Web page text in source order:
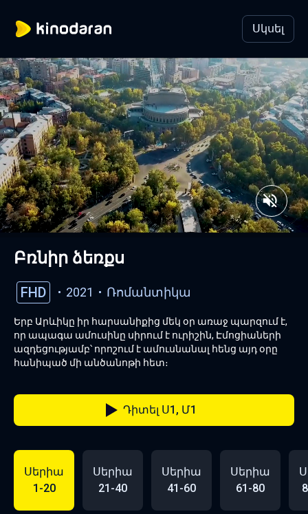
Սկսել
Բռնիր ձեռքս
FHD 2021 Ռոմանտիկա
Երբ Արևիկը իր հարսանիքից մեկ օր առաջ պարզում է,
որ ապագա ամուսինը սիրում է ուրիշին, Էմոցիաների
ազդեցությամբ՝ որոշում է ամուսնանալ հենց այդ օրը
հանիպած մի անծանոթի հետ։
Դիտել Ս1, Մ1
Սերիա
1-20
Սերիա
21-40
Սերիա
41-60
Սերիա
61-80